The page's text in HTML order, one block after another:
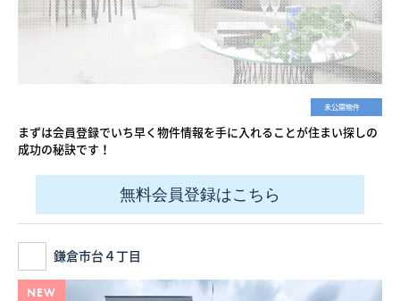
未公開物件
まずは会員登録でいち早く物件情報を手に入れることが住まい探しの
成功の秘訣です！
無料会員登録はこちら
鎌倉市台４丁目
NEW